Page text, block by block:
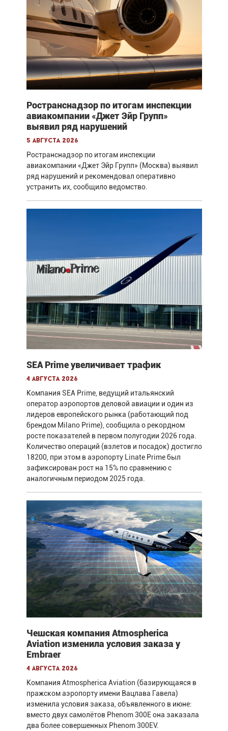
Ространснадзор по итогам инспекции
авиакомпании «Джет Эйр Групп»
выявил ряд нарушений
5 августа 2026
Ространснадзор по итогам инспекции
авиакомпании «Джет Эйр Групп» (Москва) выявил
ряд нарушений и рекомендовал оперативно
устранить их, сообщило ведомство.
SEA Prime увеличивает трафик
4 августа 2026
Компания SEA Prime, ведущий итальянский
оператор аэропортов деловой авиации и один из
лидеров европейского рынка (работающий под
брендом Milano Prime), сообщила о рекордном
росте показателей в первом полугодии 2026 года.
Количество операций (взлетов и посадок) достигло
18200, при этом в аэропорту Linate Prime был
зафиксирован рост на 15% по сравнению с
аналогичным периодом 2025 года.
Чешская компания Atmospherica
Aviation изменила условия заказа у
Embraer
4 августа 2026
Компания Atmospherica Aviation (базирующаяся в
пражском аэропорту имени Вацлава Гавела)
изменила условия заказа, объявленного в июне:
вместо двух самолётов Phenom 300E она заказала
два более совершенных Phenom 300EV.